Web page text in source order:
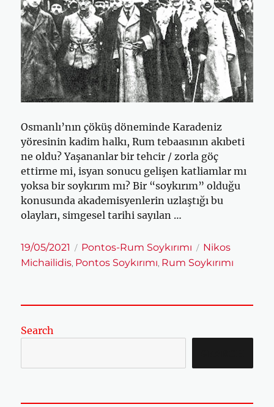
Osmanlı’nın çöküş döneminde Karadeniz
yöresinin kadim halkı, Rum tebaasının akıbeti
ne oldu? Yaşananlar bir tehcir / zorla göç
ettirme mi, isyan sonucu gelişen katliamlar mı
yoksa bir soykırım mı? Bir “soykırım” olduğu
konusunda akademisyenlerin uzlaştığı bu
olayları, simgesel tarihi sayılan …
Yayın
tarihi
19/05/2021 Kategoriler
Pontos-Rum Soykırımı Etiketler
Nikos
Michailidis, Pontos Soykırımı, Rum Soykırımı
Search